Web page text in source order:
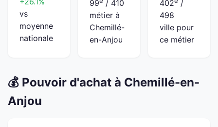
vs
moyenne
nationale
99
/ 410
métier à
Chemillé-
en-Anjou
402
/
498
ville pour
ce métier
💰 Pouvoir d'achat à Chemillé-en-
Anjou